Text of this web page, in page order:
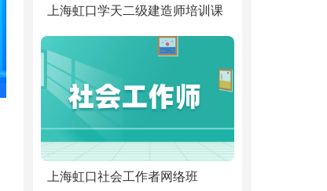
上海虹口学天二级建造师培训课
上海虹口社会工作者网络班